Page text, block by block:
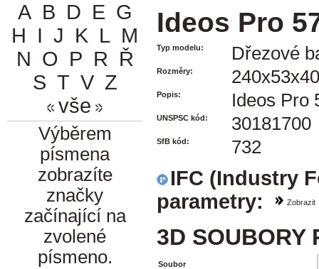
A B D E G
H I J K L M
N O P R Ř
S T V Z
vše
Výběrem
písmena
zobrazíte
značky
začínající na
zvolené
písmeno.
Ideos Pro
Typ modelu: Dřezové
Rozměry:
Popis: Ideos Pro
UNSPSC kód: 30181700
SfB kód: 732
IFC (Industry
parametry:
Zobrazit
3D SOUBORY
Soubor